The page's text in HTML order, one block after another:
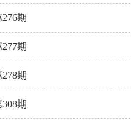
期
期
期
期